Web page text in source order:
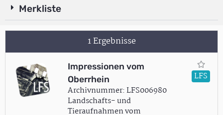
Merkliste
1 Ergebnisse
Impressionen vom
Oberrhein
Archivnummer: LFS006980
Landschafts- und
Tieraufnahmen vom
LFS